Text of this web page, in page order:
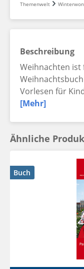
Themenwelt
Beschreibung
Weihnachten ist
Vorlesen für
[Mehr]
Ähnliche
Buch